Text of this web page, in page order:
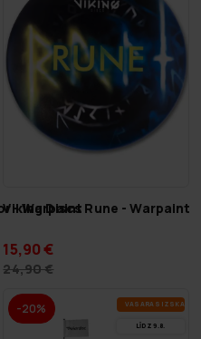
- Warpaint
Viking Discs Rune - Warpaint
15,90 €
24,90 €
-20% VA­SA­RAS IZ­SKA­ŅA
LĪDZ 9.8.